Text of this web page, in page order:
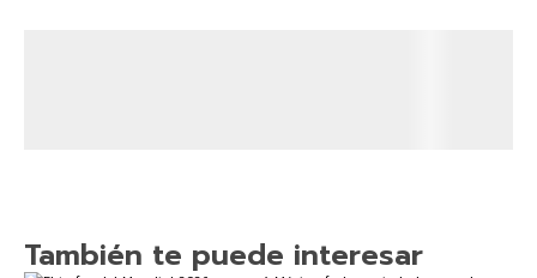
También te puede interesar